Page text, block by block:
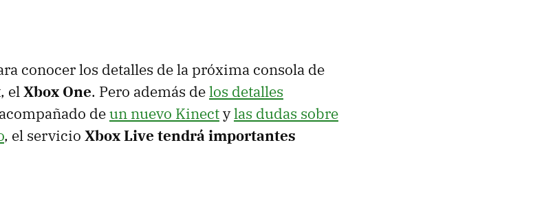
conocer los detalles de la próxima consola de
elXbox One. Pero además delos detalles
deun nuevo Kinectylas dudas sobre
, el servicio Xbox Live tendrá importantes